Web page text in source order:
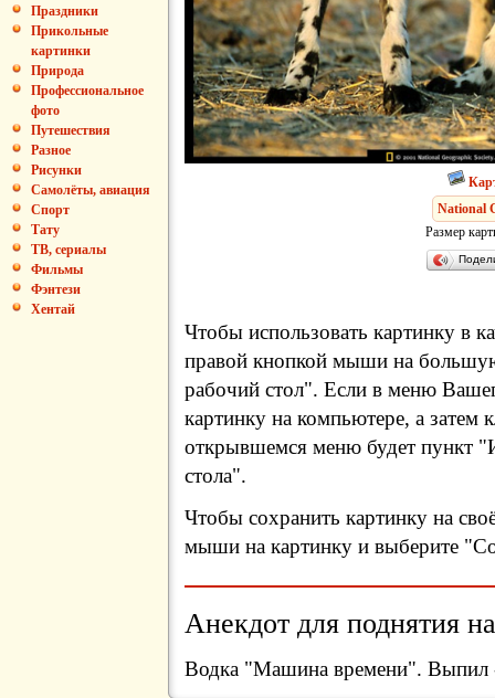
Праздники
Прикольные
картинки
Природа
Профессиональное
фото
Путешествия
Разное
Рисунки
Самолёты, авиация
Спорт
Тату
ТВ, сериалы
Фильмы
Фэнтези
Хентай
National
Размер
Чтобы использовать картинку в
правой кнопкой мыши на
рабочий стол". Если в меню
картинку на компьютере, а затем
открывшемся меню будет пункт
стола".
Чтобы сохранить картинку на
мыши на картинку и выберите
Анекдот для поднятия
Водка "Машина времени". Выпил